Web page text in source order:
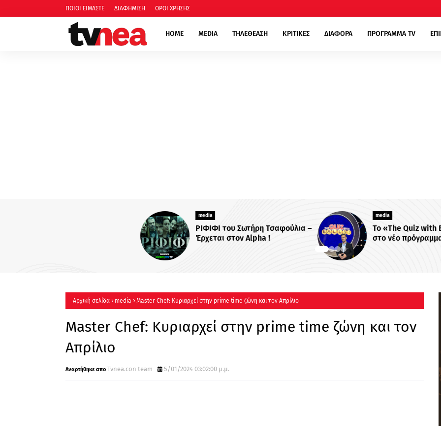
ΠΟΙΟΙ ΕΙΜΑΣΤΕ ΔΙΑΦΗΜΙΣΗ ΟΡΟΙ ΧΡΗΣΗΣ
HOME MEDIA ΤΗΛΕΘΕΑΣΗ ΚΡΙΤΙΚΕΣ ΔΙΑΦΟΡΑ ΠΡΟΓΡΑΜΜΑ TV
ΡΙΦΙΦΙ του Σωτήρη Τσαφούλια –
Έρχεται στον Alpha !
Το «The Quiz with Balls!» έρχεται
στο νέο πρόγραμμα του ΣΚΑΪ
Αρχική σελίδα media Master Chef: Κυριαρχεί στην prime time ζώνη και τον Απρίλιο
Master Chef: Κυριαρχεί στην prime time ζώνη και τον
Απρίλιο
Tvnea.con team 5/01/2024 03:02:00 μ.μ.